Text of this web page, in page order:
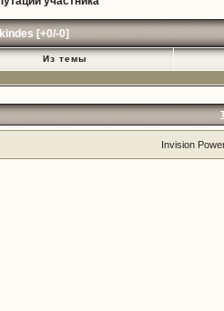
[+0/-0]
Из темы
Invision